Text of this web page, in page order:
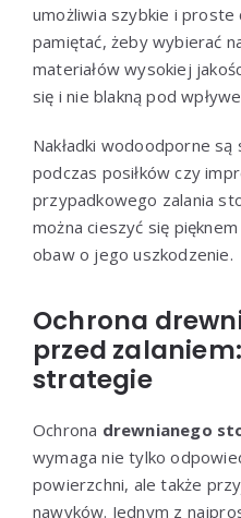
umożliwia szybkie i
pamiętać, żeby wybierać
materiałów wysokiej
się i nie blakną pod
Nakładki wodoodporne
podczas posiłków czy
przypadkowego zalania
można cieszyć się
obaw o jego uszkodzenie.
Ochrona
przed
strategie
Ochrona drewnianego
wymaga nie tylko
powierzchni, ale także
nawyków. Jednym z